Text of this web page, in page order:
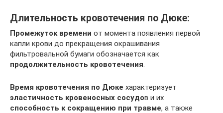
Длительность кровотечения по Дюке:
Промежуток времени от момента появления первой
капли крови до прекращения окрашивания
фильтровальной бумаги обозначается как
продолжительность кровотечения
Время кровотечения по Дюке характеризует
эластичность кровеносных сосудов и их
способность к сокращению при травме, а также